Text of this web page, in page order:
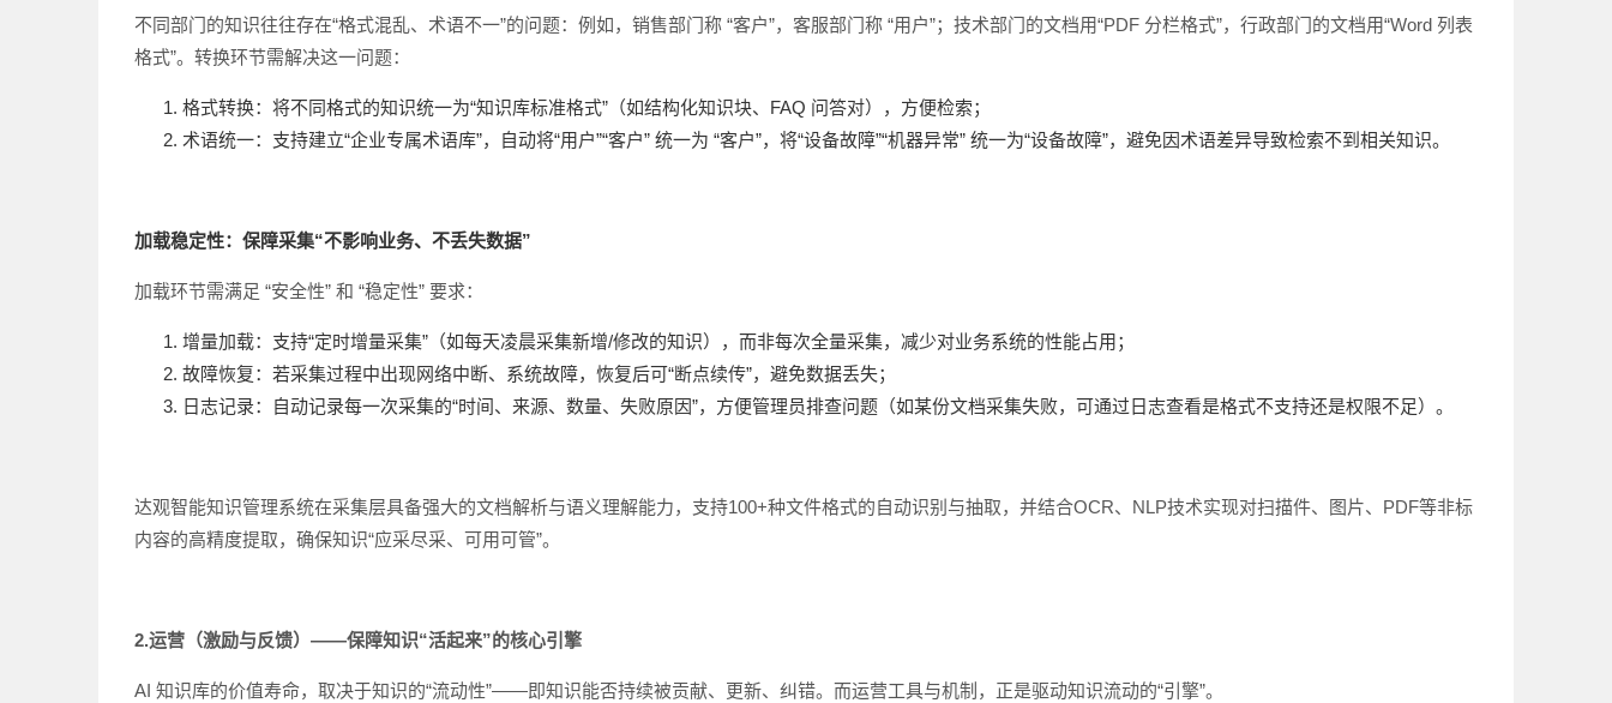
不同部门的知识往往存在“格式混乱、术语不一”的问题：例如，销售部门称 “客户”，客服部门称 “用户”；技术部门的文档用“PDF 分栏格式”，行政部门的文档用“Word 列表
格式”。转换环节需解决这一问题：
格式转换：将不同格式的知识统一为“知识库标准格式”（如结构化知识块、FAQ 问答对），方便检索；
术语统一：支持建立“企业专属术语库”，自动将“用户”“客户” 统一为 “客户”，将“设备故障”“机器异常” 统一为“设备故障”，避免因术语差异导致检索不到相关知识。
加载稳定性：保障采集“不影响业务、不丢失数据”
加载环节需满足 “安全性” 和 “稳定性” 要求：
增量加载：支持“定时增量采集”（如每天凌晨采集新增/修改的知识），而非每次全量采集，减少对业务系统的性能占用；
故障恢复：若采集过程中出现网络中断、系统故障，恢复后可“断点续传”，避免数据丢失；
日志记录：自动记录每一次采集的“时间、来源、数量、失败原因”，方便管理员排查问题（如某份文档采集失败，可通过日志查看是格式不支持还是权限不足）。
达观智能知识管理系统在采集层具备强大的文档解析与语义理解能力，支持100+种文件格式的自动识别与抽取，并结合OCR、NLP技术实现对扫描件、图片、PDF等非标
内容的高精度提取，确保知识“应采尽采、可用可管”。
2.运营（激励与反馈）——保障知识“活起来”的核心引擎
AI 知识库的价值寿命，取决于知识的“流动性”——即知识能否持续被贡献、更新、纠错。而运营工具与机制，正是驱动知识流动的“引擎”。